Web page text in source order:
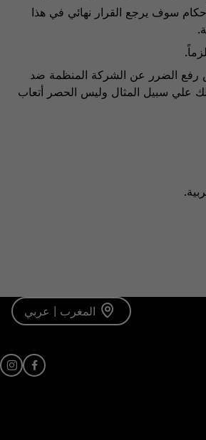
سوف يرجع القرار نهائي في هذا
رفع الضرر عن الشركة المنظمة ضد
علي سبيل المثال وليس الحصر أتعاب
المغرب | عربي